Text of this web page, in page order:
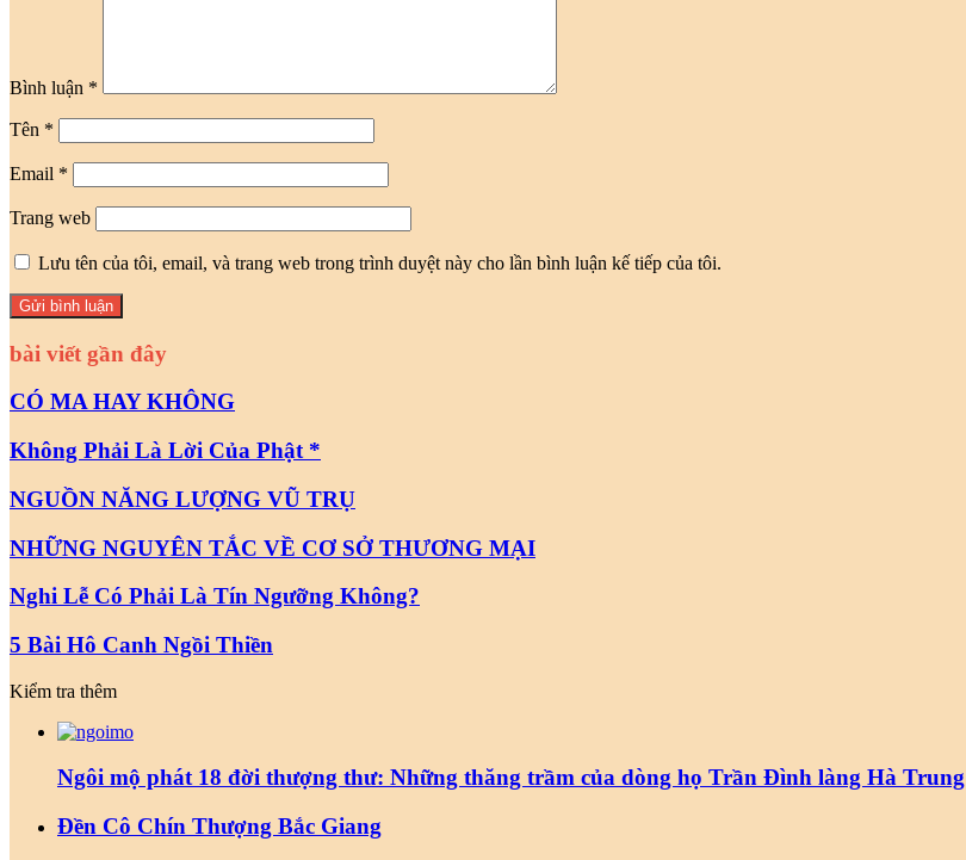
Bình luận *
Tên *
Email *
Trang web
Lưu tên của tôi, email, và trang web trong trình duyệt này cho lần bình luận kế tiếp của tôi.
bài viết gần đây
CÓ MA HAY KHÔNG
Không Phải Là Lời Của Phật *
NGUỒN NĂNG LƯỢNG VŨ TRỤ
NHỮNG NGUYÊN TẮC VỀ CƠ SỞ THƯƠNG MẠI
Nghi Lễ Có Phải Là Tín Ngưỡng Không?
5 Bài Hô Canh Ngồi Thiền
Kiểm tra thêm
Ngôi mộ phát 18 đời thượng thư: Những thăng trầm của dòng họ Trần Đình làng Hà Trung
Đền Cô Chín Thượng Bắc Giang